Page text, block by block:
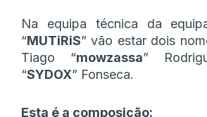
Na equipa técnica da
“MUTiRiS” vão estar dois
Tiago “mowzassa”
“SYDOX” Fonseca.
Esta é a composição: